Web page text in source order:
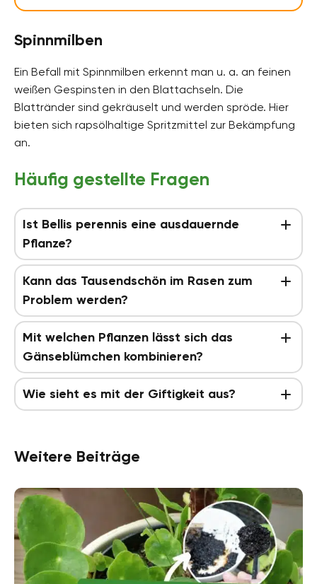
Spinnmilben
Ein Befall mit Spinnmilben erkennt man u. a. an feinen
weißen Gespinsten in den Blattachseln. Die
Blattränder sind gekräuselt und werden spröde. Hier
bieten sich rapsölhaltige Spritzmittel zur Bekämpfung
an.
Häufig gestellte Fragen
Ist Bellis perennis eine ausdauernde
Pflanze?
Kann das Tausendschön im Rasen zum
Problem werden?
Mit welchen Pflanzen lässt sich das
Gänseblümchen kombinieren?
Wie sieht es mit der Giftigkeit aus?
Weitere Beiträge